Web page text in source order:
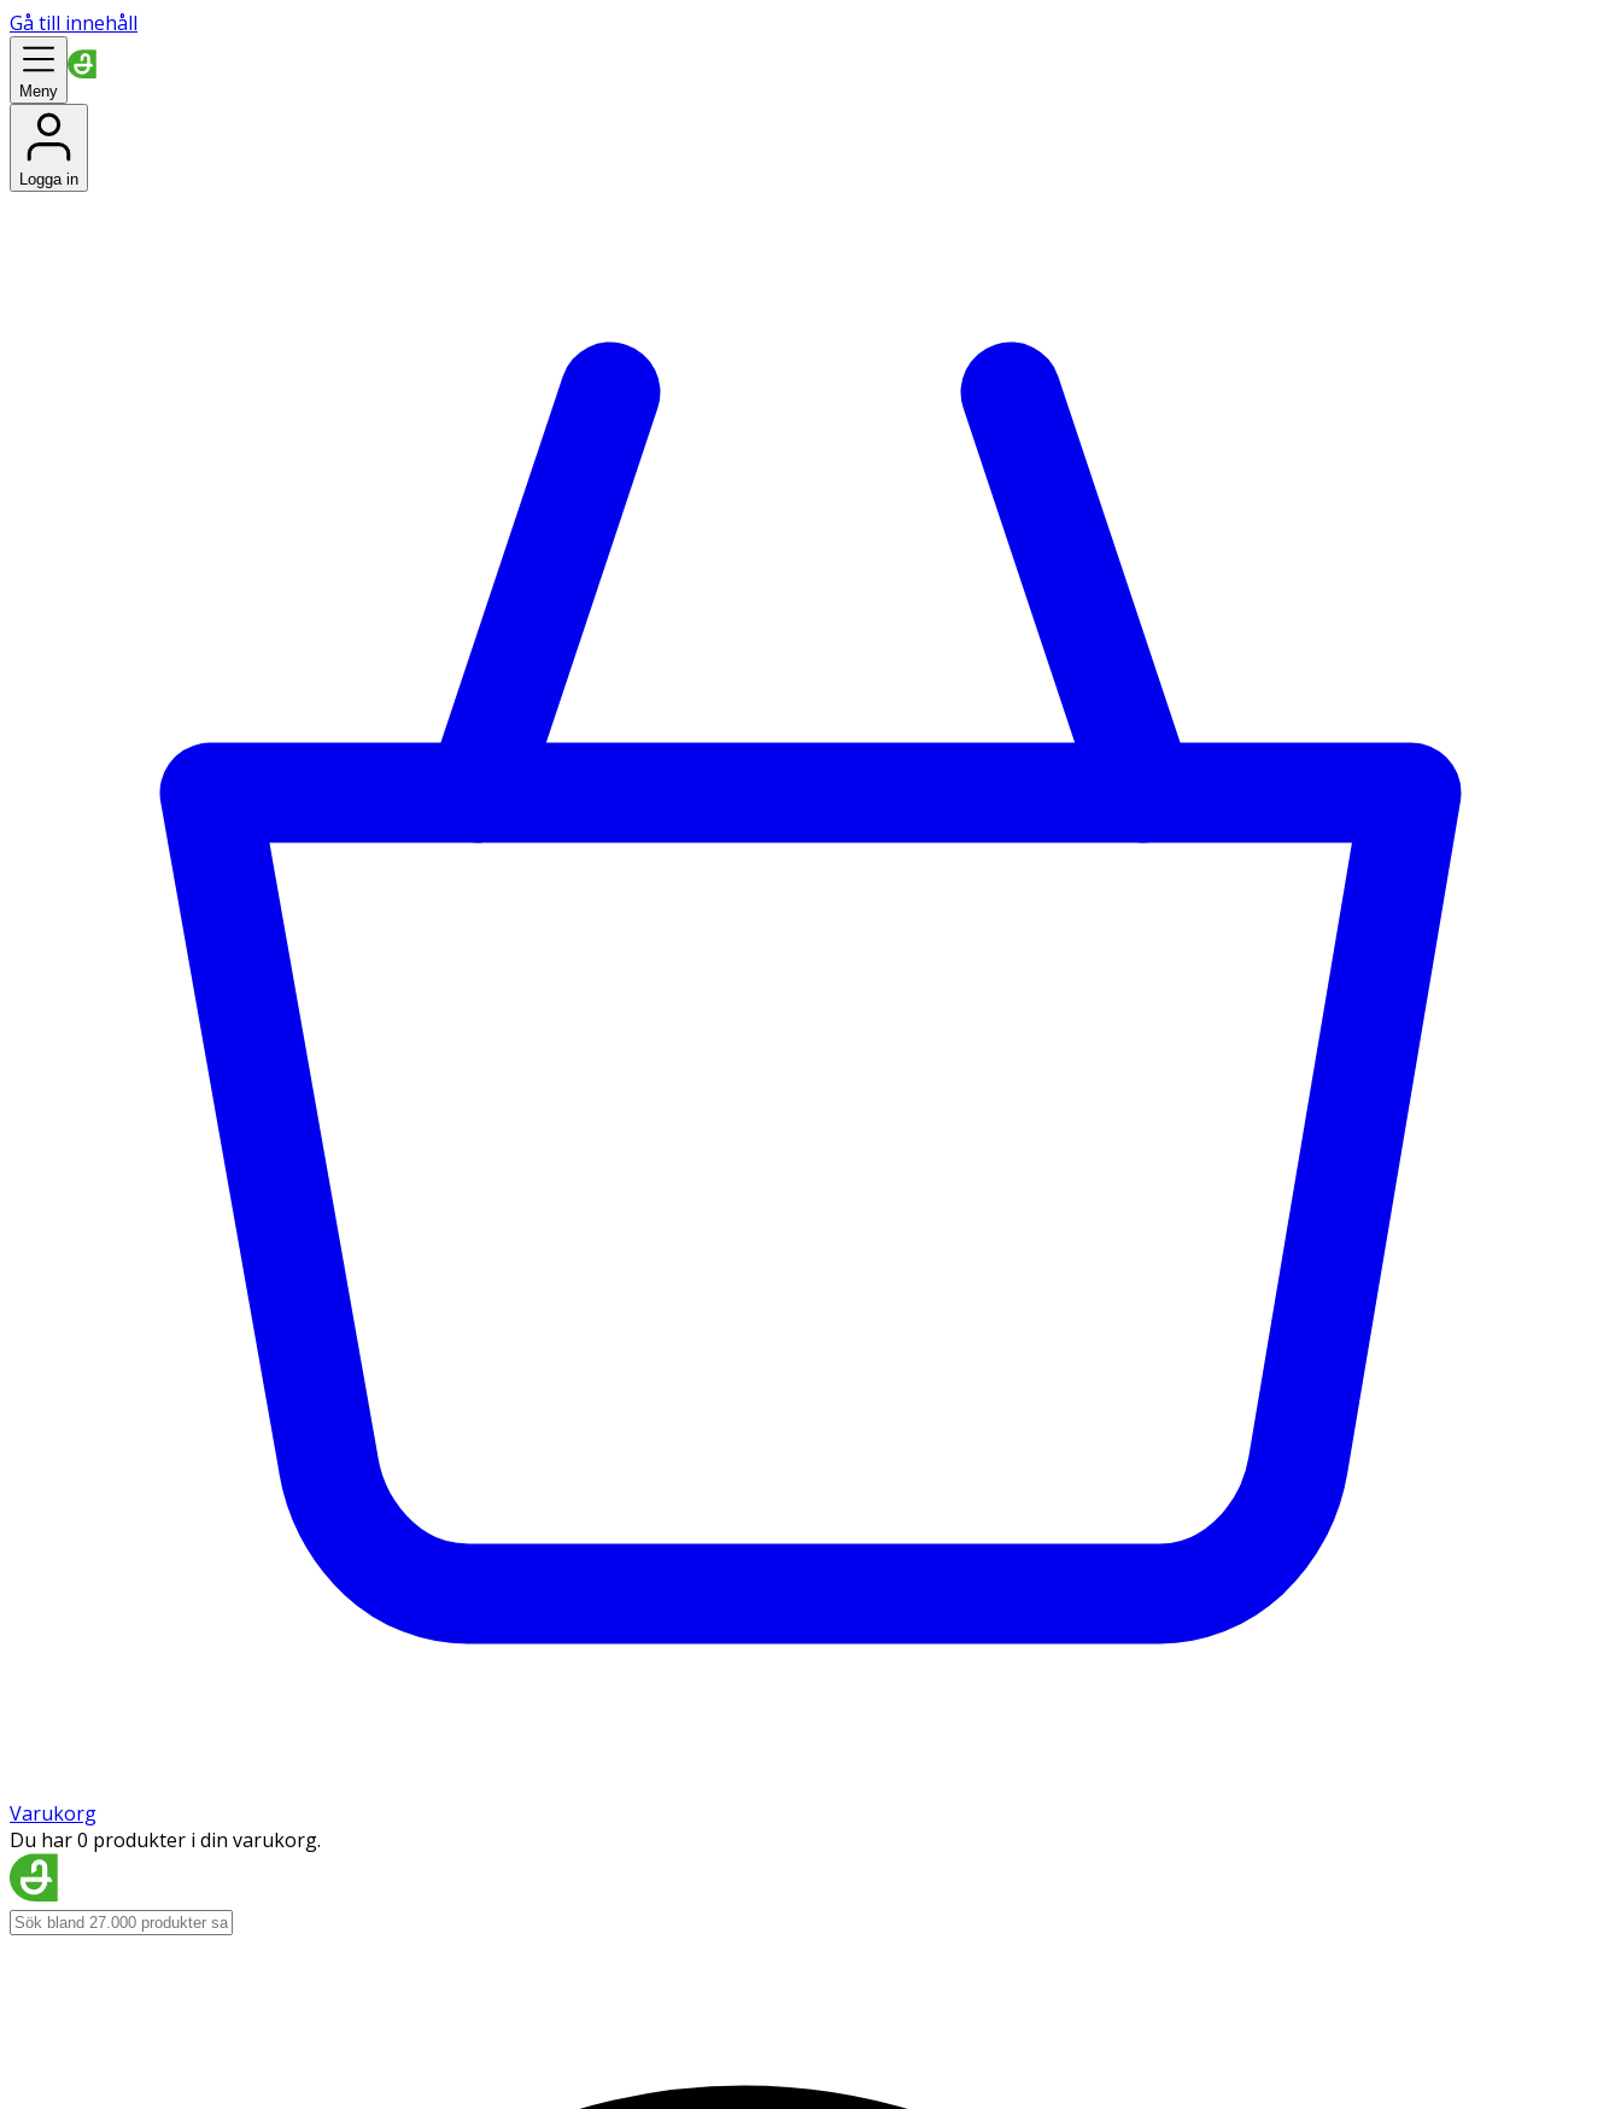
Gå till innehåll
Meny
Logga in
Varukorg
Du har 0 produkter i din varukorg.